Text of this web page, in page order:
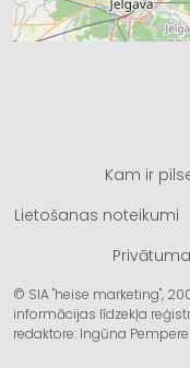
Kam ir
Lietošanas noteikumi
© SIA "heise marketing",
informācijas līdzekļa
redaktore: Ingūna Pempere.